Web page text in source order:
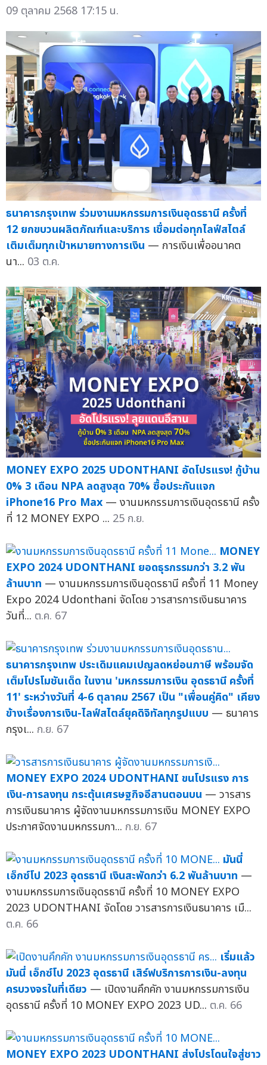
09 ตุลาคม 2568 17:15 น.
ธนาคารกรุงเทพ ร่วมงานมหกรรมการเงินอุดรธานี ครั้งที่
12 ยกขบวนผลิตภัณฑ์และบริการ เชื่อมต่อทุกไลฟ์สไตล์
เติมเต็มทุกเป้าหมายทางการเงิน — การเงินเพื่ออนาคต
นา... 03 ต.ค.
MONEY EXPO 2025 UDONTHANI อัดโปรแรง! กู้บ้าน
0% 3 เดือน NPA ลดสูงสุด 70% ซื้อประกันแจก
iPhone16 Pro Max — งานมหกรรมการเงินอุดรธานี ครั้ง
ที่ 12 MONEY EXPO ... 25 ก.ย.
MONEY
EXPO 2024 UDONTHANI ยอดธุรกรรมกว่า 3.2 พัน
ล้านบาท — งานมหกรรมการเงินอุดรธานี ครั้งที่ 11 Money
Expo 2024 Udonthani จัดโดย วารสารการเงินธนาคาร
วันที่... ต.ค. 67
ธนาคารกรุงเทพ ประเดิมแคมเปญลดหย่อนภาษี พร้อมจัด
เต็มโปรโมชันเด็ด ในงาน 'มหกรรมการเงิน อุดรธานี ครั้งที่
11' ระหว่างวันที่ 4-6 ตุลาคม 2567 เป็น "เพื่อนคู่คิด" เคียง
ข้างเรื่องการเงิน-ไลฟ์สไตล์ยุคดิจิทัลทุกรูปแบบ — ธนาคาร
กรุงเ... ก.ย. 67
MONEY EXPO 2024 UDONTHANI ขนโปรแรง การ
เงิน-การลงทุน กระตุ้นเศรษฐกิจอีสานตอนบน — วารสาร
การเงินธนาคาร ผู้จัดงานมหกรรมการเงิน MONEY EXPO
ประกาศจัดงานมหกรรมกา... ก.ย. 67
มันนี่
เอ็กซ์โป 2023 อุดรธานี เงินสะพัดกว่า 6.2 พันล้านบาท —
งานมหกรรมการเงินอุดรธานี ครั้งที่ 10 MONEY EXPO
2023 UDONTHANI จัดโดย วารสารการเงินธนาคาร เมื...
ต.ค. 66
เริ่มแล้ว
มันนี่ เอ็กซ์โป 2023 อุดรธานี เสิร์ฟบริการการเงิน-ลงทุน
ครบวงจรในที่เดียว — เปิดงานคึกคัก งานมหกรรมการเงิน
อุดรธานี ครั้งที่ 10 MONEY EXPO 2023 UD... ต.ค. 66
MONEY EXPO 2023 UDONTHANI ส่งโปรโดนใจสู่ชาว